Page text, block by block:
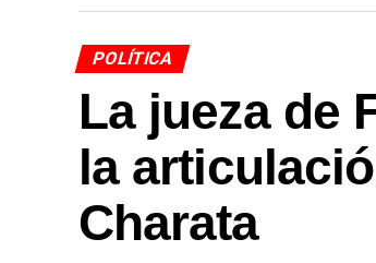
POLÍTICA
La jueza de
la
Charata